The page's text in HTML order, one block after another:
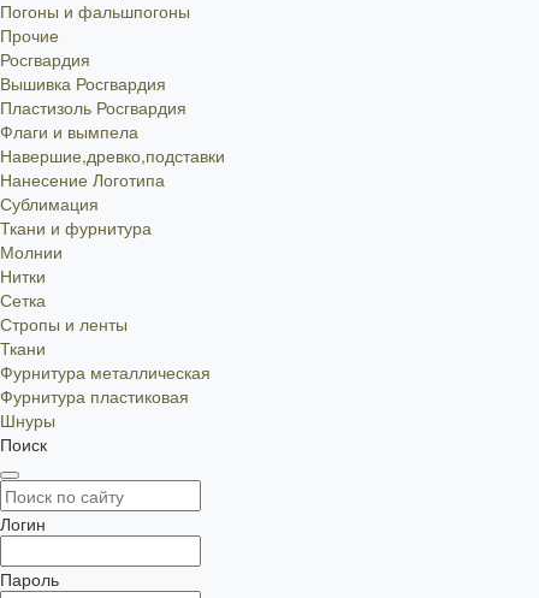
Погоны и фальшпогоны
Прочие
Росгвардия
Вышивка Росгвардия
Пластизоль Росгвардия
Флаги и вымпела
Навершие,древко,подставки
Нанесение Логотипа
Сублимация
Ткани и фурнитура
Молнии
Нитки
Сетка
Стропы и ленты
Ткани
Фурнитура металлическая
Фурнитура пластиковая
Шнуры
Поиск
Логин
Пароль